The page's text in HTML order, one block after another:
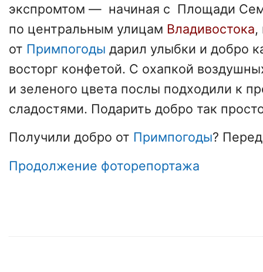
экспромтом — начиная с Площади
по центральным улицам Владивостока,
от Примпогоды дарил улыбки и добро
восторг конфетой. С охапкой
и зеленого цвета послы подходили к
сладостями. Подарить добро так
Получили добро от Примпогоды?
Продолжение фоторепортажа